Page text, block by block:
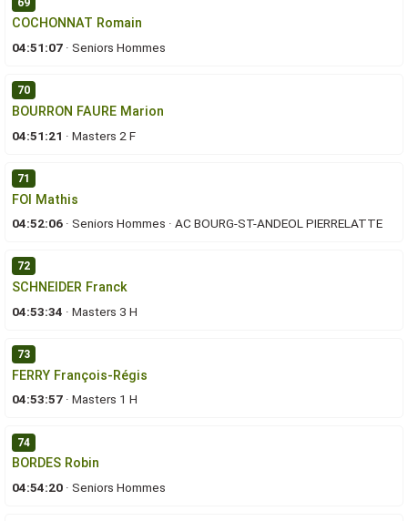
COCHONNAT Romain
04:51:07 ·Seniors Hommes
70
BOURRON FAURE Marion
04:51:21 ·Masters 2 F
71
FOI Mathis
04:52:06 ·Seniors Hommes ·AC BOURG-ST-ANDEOL PIERRELATTE
72
SCHNEIDER Franck
04:53:34 ·Masters 3 H
73
FERRY François-Régis
04:53:57 ·Masters 1 H
74
BORDES Robin
04:54:20 ·Seniors Hommes